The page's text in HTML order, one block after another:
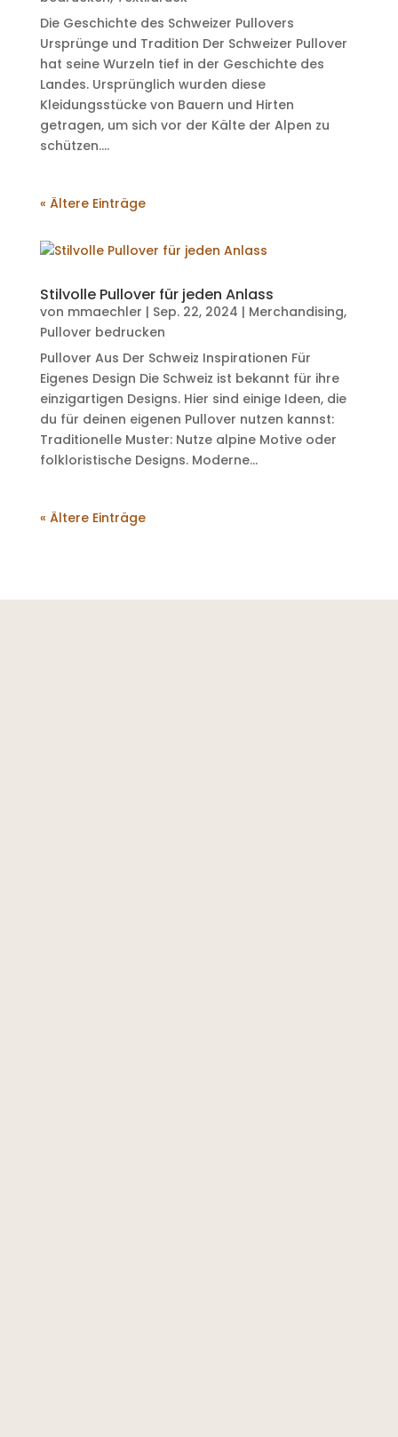
Die Geschichte des Schweizer Pullovers
Ursprünge und Tradition Der Schweizer Pullover
hat seine Wurzeln tief in der Geschichte des
Landes. Ursprünglich wurden diese
Kleidungsstücke von Bauern und Hirten
getragen, um sich vor der Kälte der Alpen zu
schützen....
« Ältere Einträge
Stilvolle Pullover für jeden Anlass
von mmaechler | Sep. 22, 2024 | Merchandising,
Pullover bedrucken
Pullover Aus Der Schweiz Inspirationen Für
Eigenes Design Die Schweiz ist bekannt für ihre
einzigartigen Designs. Hier sind einige Ideen, die
du für deinen eigenen Pullover nutzen kannst:
Traditionelle Muster: Nutze alpine Motive oder
folkloristische Designs. Moderne...
« Ältere Einträge